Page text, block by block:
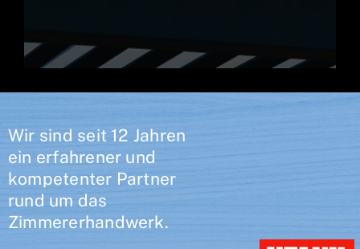
Wir sind seit 12 Jahren
ein erfahrener und
kompetenter Partner
rund um das
Zimmererhandwerk.